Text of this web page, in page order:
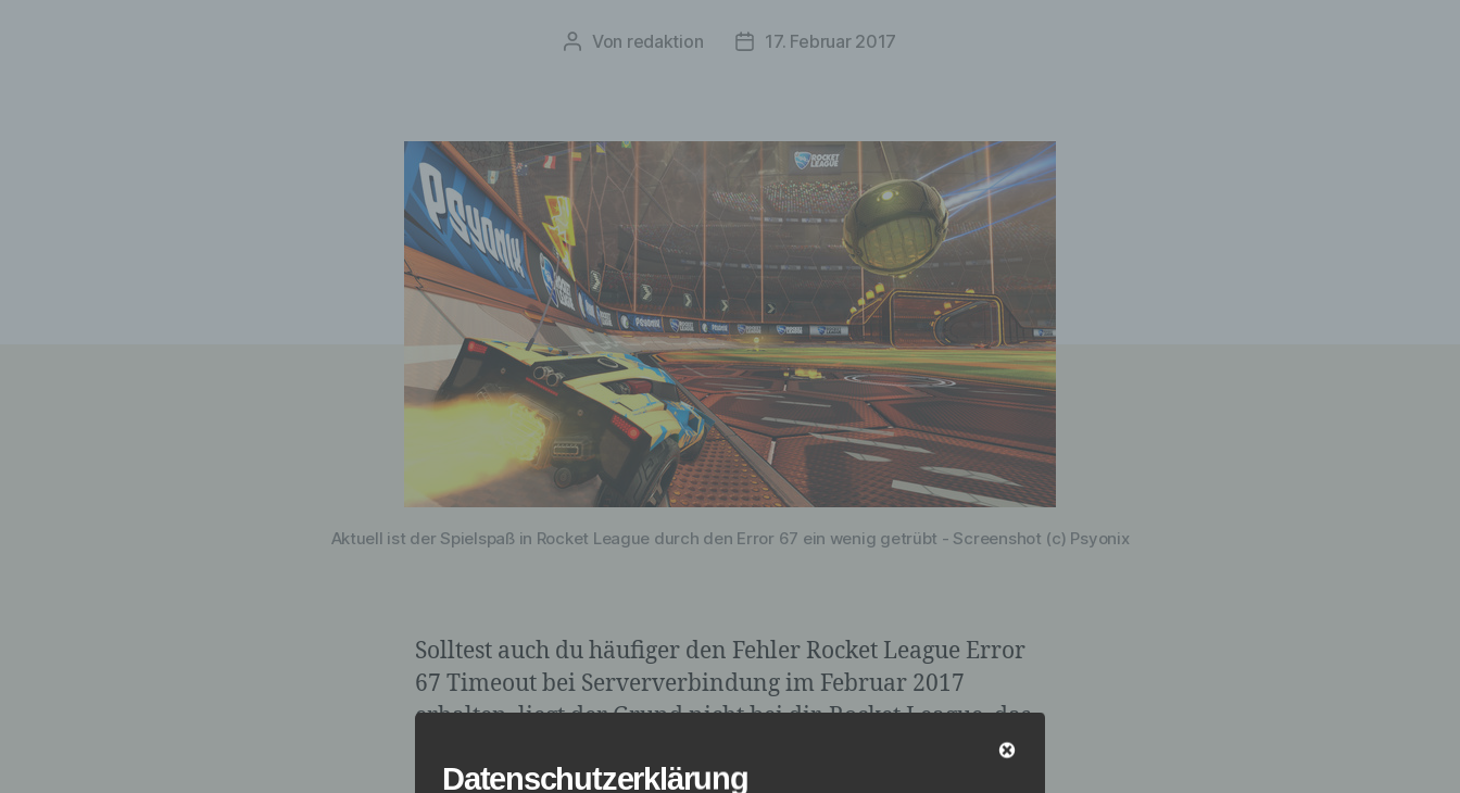
Beitragsautor
Von redaktion Veröffentlichungsdatum
17. Februar 2017
Aktuell ist der Spielspaß in Rocket League durch den Error 67 ein wenig getrübt - Screenshot (c) Psyonix
Solltest auch du häufiger den Fehler Rocket League Error
67 Timeout bei Serververbindung im Februar 2017
erhalten, liegt der Grund nicht bei dir. Rocket League, das
weiterhin sehr beliebte Auto-Fußballspiel, welches am 7.
Juli 2015 veröffentlicht worden ist, erfreut sich nach wie
Datenschutzerklärung